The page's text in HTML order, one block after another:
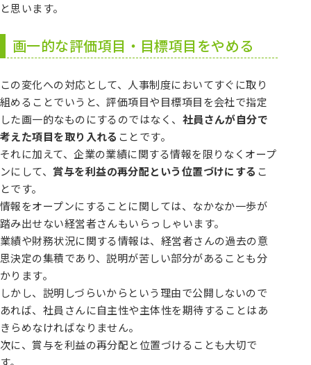
と思います。
画一的な評価項目・目標項目をやめる
この変化への対応として、人事制度においてすぐに取り
組めることでいうと、評価項目や目標項目を会社で指定
した画一的なものにするのではなく、 社員さんが自分で
考えた項目を取り入れる ことです。
それに加えて、企業の業績に関する情報を限りなくオープ
ンにして、 賞与を利益の再分配という位置づけにする こ
とです。
情報をオープンにすることに関しては、なかなか一歩が
踏み出せない経営者さんもいらっしゃいます。
業績や財務状況に関する情報は、経営者さんの過去の意
思決定の集積であり、説明が苦しい部分があることも分
かります。
しかし、説明しづらいからという理由で公開しないので
あれば、社員さんに自主性や主体性を期待することはあ
きらめなければなりません。
次に、賞与を利益の再分配と位置づけることも大切で
す。